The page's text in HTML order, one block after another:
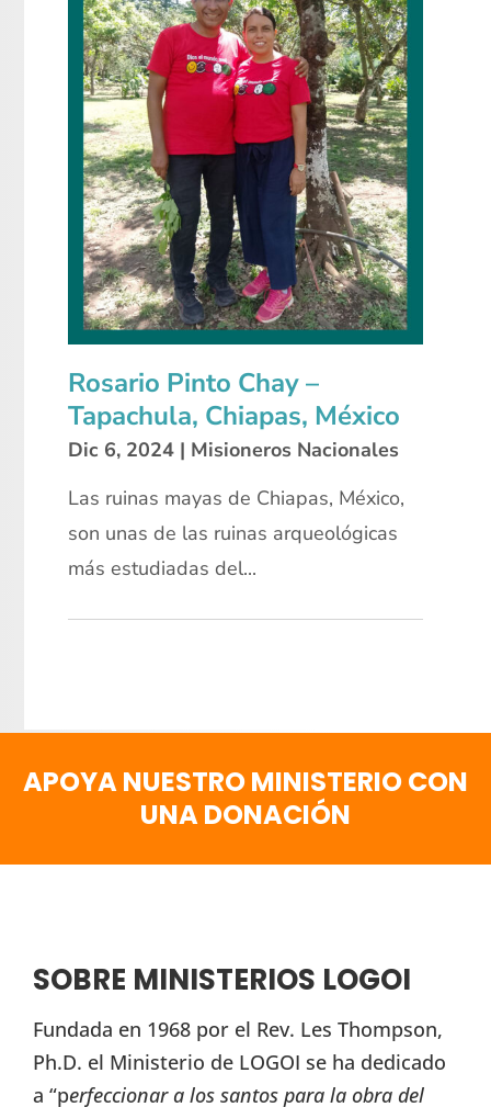
Rosario Pinto Chay –
Tapachula, Chiapas, México
Dic 6, 2024 | Misioneros Nacionales
Las ruinas mayas de Chiapas, México,
son unas de las ruinas arqueológicas
más estudiadas del...
APOYA NUESTRO MINISTERIO CON
UNA DONACIÓN
SOBRE MINISTERIOS LOGOI
Fundada en 1968 por el Rev. Les Thompson,
Ph.D. el Ministerio de LOGOI se ha dedicado
a “perfeccionar a los santos para la obra del